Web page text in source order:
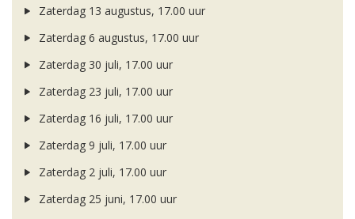
Zaterdag 13 augustus, 17.00 uur
Zaterdag 6 augustus, 17.00 uur
Zaterdag 30 juli, 17.00 uur
Zaterdag 23 juli, 17.00 uur
Zaterdag 16 juli, 17.00 uur
Zaterdag 9 juli, 17.00 uur
Zaterdag 2 juli, 17.00 uur
Zaterdag 25 juni, 17.00 uur